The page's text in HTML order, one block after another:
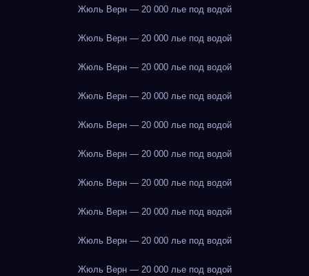
Жюль Верн — 20 000 лье под водой
Жюль Верн — 20 000 лье под водой
Жюль Верн — 20 000 лье под водой
Жюль Верн — 20 000 лье под водой
Жюль Верн — 20 000 лье под водой
Жюль Верн — 20 000 лье под водой
Жюль Верн — 20 000 лье под водой
Жюль Верн — 20 000 лье под водой
Жюль Верн — 20 000 лье под водой
Жюль Верн — 20 000 лье под водой